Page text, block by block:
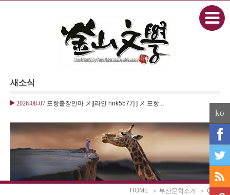
새소식
2026-08-07 포항출장안마 メ[[라인 hnk5577] ] メ 포항...
주부대출
HOME ＞ 부산문학소개 ＞ Q&A
ko
Sketchbook5, 스케치북5
Sketchbook5, 스케치북5